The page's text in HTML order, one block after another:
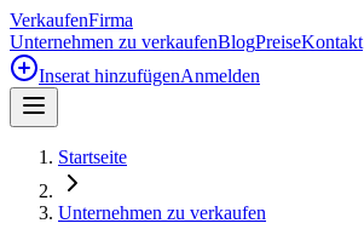
VerkaufenFirma
Unternehmen zu verkaufenBlogPreiseKontakt
Inserat hinzufügenAnmelden
Startseite
Unternehmen zu verkaufen